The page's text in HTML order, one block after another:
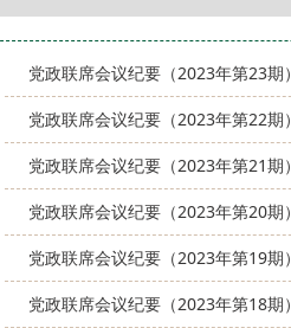
党政联席会议纪要（2023年第23期）
党政联席会议纪要（2023年第22期）
党政联席会议纪要（2023年第21期）
党政联席会议纪要（2023年第20期）
党政联席会议纪要（2023年第19期）
党政联席会议纪要（2023年第18期）